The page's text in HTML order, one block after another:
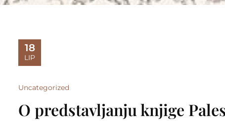
18
LIP
Uncategorized
O predstavljanju knjige